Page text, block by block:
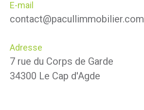
E-mail
contact@pacullimmobilier.com
Adresse
7 rue du Corps de Garde
34300 Le Cap d'Agde